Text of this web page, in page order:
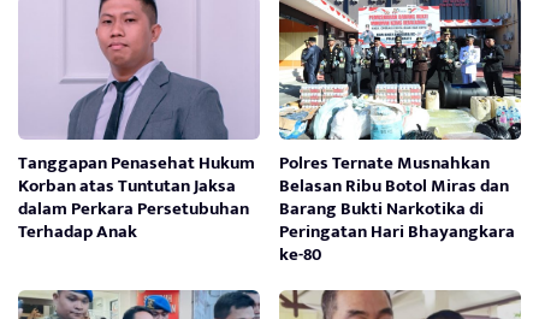
Tanggapan Penasehat Hukum
Korban atas Tuntutan Jaksa
dalam Perkara Persetubuhan
Terhadap Anak
Polres Ternate Musnahkan
Belasan Ribu Botol Miras dan
Barang Bukti Narkotika di
Peringatan Hari Bhayangkara
ke-80